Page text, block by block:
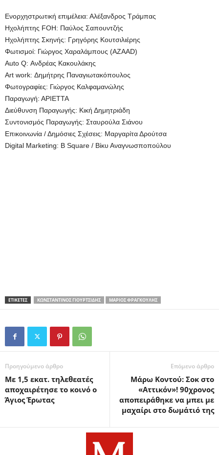
Ενορχηστρωτική επιμέλεια: Αλέξανδρος Τράμπας
Ηχολήπτης FOH: Παύλος Σαπουντζής
Ηχολήπτης Σκηνής: Γρηγόρης Κουτσιλιέρης
Φωτισμοί: Γιώργος Χαραλάμπους (AZAAD)
Auto Q: Ανδρέας Κακουλάκης
Art work: Δημήτρης Παναγιωτακόπουλος
Φωτογραφίες: Γιώργος Καλφαμανώλης
Παραγωγή: ΑΡΙΕΤΤΑ
Διεύθυνση Παραγωγής: Κική Δημητριάδη
Συντονισμός Παραγωγής: Σταυρούλα Σιάνου
Επικοινωνία / Δημόσιες Σχέσεις: Μαργαρίτα Δρούτσα
Digital Marketing: B Square / Βίκυ Αναγνωσποπούλου
ΕΤΙΚΕΤΕΣ ΚΩΝΣΤΑΝΤΊΝΟΣ ΓΙΟΥΡΤΣΊΔΗΣ ΜΆΡΙΟΣ ΦΡΑΓΚΟΎΛΗΣ
Προηγούμενο άρθρο
Με 1,5 εκατ. τηλεθεατές
αποχαιρέτησε το κοινό ο
Άγιος Έρωτας
Επόμενο άρθρο
Μάρω Κοντού: Σοκ στο
«Αττικόν»! 90χρονος
αποπειράθηκε να μπει με
μαχαίρι στο δωμάτιό της